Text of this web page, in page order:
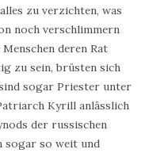
zu verzichten, was
noch verschlimmern
deren Rat
zu sein, brüsten sich
sogar Priester unter
Kyrill anlässlich
der russischen
sogar so weit und